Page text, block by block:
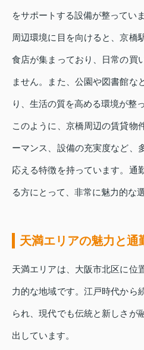
をサポートする設備が整っていま
周辺環境に目を向けると、京橋
食店が集まっており、日常の買
ません。また、公園や図書館な
り、生活の質を高める環境が整
このように、京橋周辺の賃貸物
ーマンス、設備の充実度など、
応える特徴を持っています。通
る方にとって、非常に魅力的な
天満エリアの魅力と通
天満エリアは、大阪市北区に位
力的な地域です。江戸時代から
られ、現代でも伝統と新しさが
出しています。